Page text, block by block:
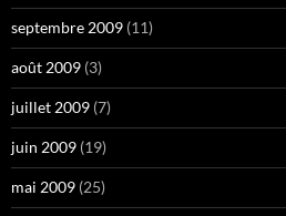
septembre 2009 (11)
août 2009 (3)
juillet 2009 (7)
juin 2009 (19)
mai 2009 (25)